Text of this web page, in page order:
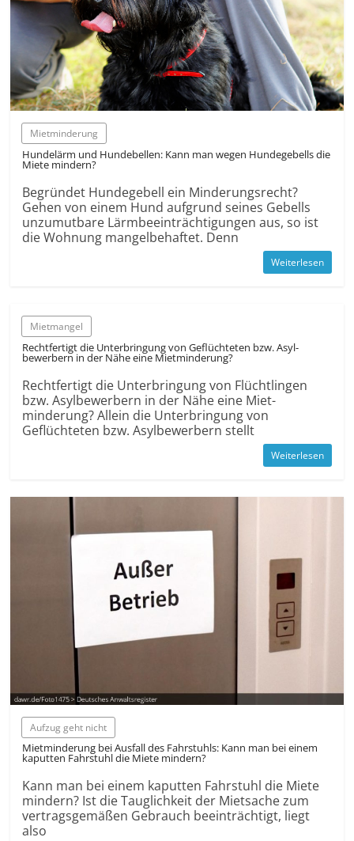
Miet­minderung
Hundelärm und Hundebellen: Kann man wegen Hunde­gebells die
Miete mindern?
Begründet Hundegebell ein Minderungs­recht?
Gehen von einem Hund aufgrund seines Gebells
unzumutbare Lärm­beein­trächti­gungen aus, so ist
die Wohnung mangel­behaftet. Denn
Weiterlesen
Mietmangel
Recht­fertigt die Unter­bringung von Geflüchteten bzw. Asyl­
bewerbern in der Nähe eine Miet­minderung?
Recht­fertigt die Unter­bringung von Flüchtlingen
bzw. Asyl­bewerbern in der Nähe eine Miet­
minderung? Allein die Unter­bringung von
Geflüchteten bzw. Asyl­bewerbern stellt
Weiterlesen
Aufzug geht nicht
Miet­minderung bei Ausfall des Fahrstuhls: Kann man bei einem
kaputten Fahrstuhl die Miete mindern?
Kann man bei einem kaputten Fahrstuhl die Miete
mindern? Ist die Tauglichkeit der Mietsache zum
vertragsgemäßen Gebrauch beeinträchtigt, liegt
also